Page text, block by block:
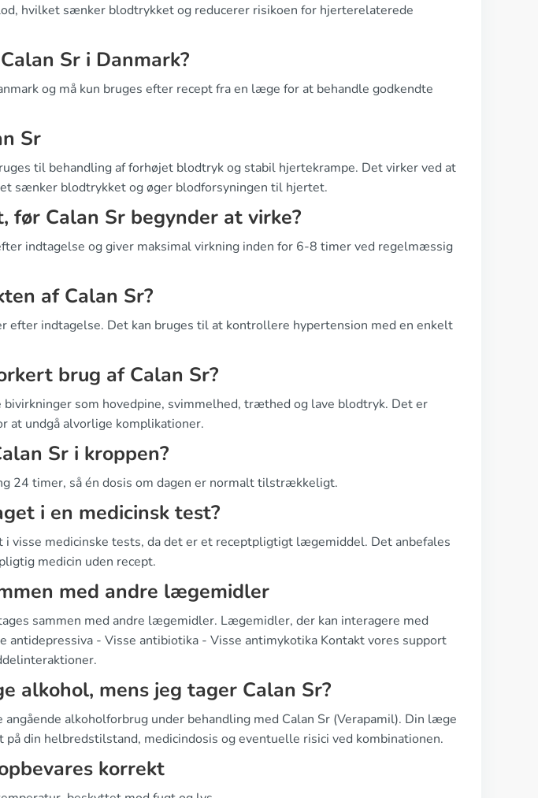
hvilket sænker blodtrykket og reducerer risikoen for hjerterelaterede
Sr i Danmark?
og må kun bruges efter recept fra en læge for at behandle godkendte
Sr
til behandling af forhøjet blodtryk og stabil hjertekrampe. Det virker ved at
sænker blodtrykket og øger blodforsyningen til hjertet.
før Calan Sr begynder at virke?
indtagelse og giver maksimal virkning inden for 6-8 timer ved regelmæssig
af Calan Sr?
efter indtagelse. Det kan bruges til at kontrollere hypertension med en enkelt
brug af Calan Sr?
bivirkninger som hovedpine, svimmelhed, træthed og lave blodtryk. Det er
at undgå alvorlige komplikationer.
Sr i kroppen?
24 timer, så én dosis om dagen er normalt tilstrækkeligt.
i en medicinsk test?
i visse medicinske tests, da det er et receptpligtigt lægemiddel. Det anbefales
medicin uden recept.
med andre lægemidler
sammen med andre lægemidler. Lægemidler, der kan interagere med
antidepressiva - Visse antibiotika - Visse antimykotika Kontakt vores support
alkohol, mens jeg tager Calan Sr?
alkoholforbrug under behandling med Calan Sr (Verapamil). Din læge
på din helbredstilstand, medicindosis og eventuelle risici ved kombinationen.
korrekt